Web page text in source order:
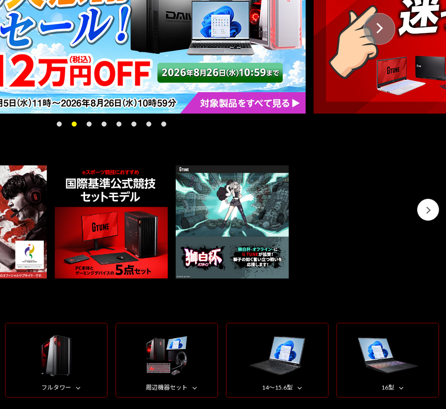
フルタワー 周辺機器セット 14～15.6型 16型